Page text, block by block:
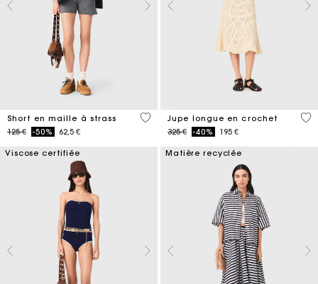
Short en maille à strass
Price reduced from
125 €to-50% 62,5 €
5 out of 5 Customer Rating
Jupe longue en crochet
Price reduced from
325 €to-40% 195 €
4,6
Viscose certifiée Matière recyclée